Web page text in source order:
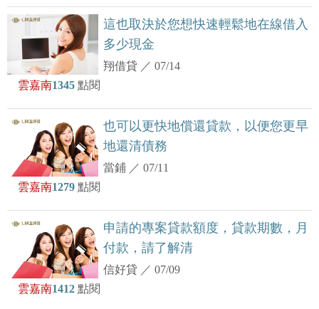
這也取決於您想快速輕鬆地在線借入
多少現金
翔借貸 ／07/14
雲嘉南1345 點閱
也可以更快地償還貸款，以便您更早
地還清債務
當鋪 ／07/11
雲嘉南1279 點閱
申請的專案貸款額度，貸款期數，月
付款，請了解清
信好貸 ／07/09
雲嘉南1412 點閱